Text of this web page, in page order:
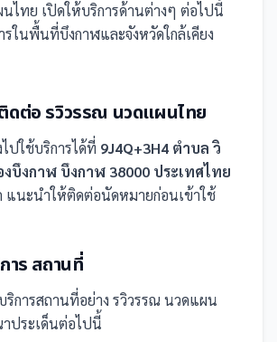
นไทย เปิดให้บริการด้านต่างๆ ต่อไปนี้
ในพื้นที่บึงกาฬและจังหวัดใกล้เคียง
ดต่อรวิวรรณ นวดแผนไทย
ปใช้บริการได้ที่ 9J4Q+3H4 ตำบล วิ
งบึงกาฬ บึงกาฬ 38000 ประเทศไทย
แนะนำให้ติดต่อนัดหมายก่อนเข้าใช้
าร สถานที่
การสถานที่อย่าง รวิวรรณ นวดแผน
ประเด็นต่อไปนี้